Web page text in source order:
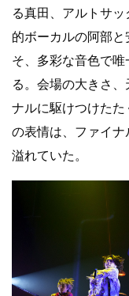
る真田、アルトサ
的ボーカルの阿部
そ、多彩な音色で
る。会場の大きさ
ナルに駆けつけた
の表情は、ファイ
溢れていた。